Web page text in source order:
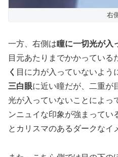
右側
一方、右側は瞳に一切光が入
目元あたりまでかかっている
く 目に力が入っていないよう
三白眼に近い瞳だが、二重が
光が入っていないことによっ
ンニュイな印象が強まってい
とカリスマのあるダークなイ